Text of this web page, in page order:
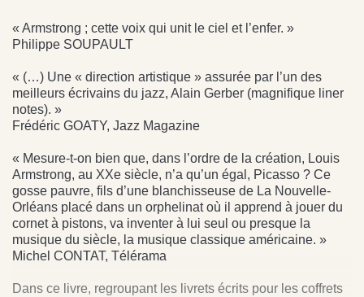
« Armstrong ; cette voix qui unit le ciel et l’enfer. »
Philippe SOUPAULT
« (…) Une « direction artistique » assurée par l’un des
meilleurs écrivains du jazz, Alain Gerber (magnifique liner
notes). »
Frédéric GOATY, Jazz Magazine
« Mesure-t-on bien que, dans l’ordre de la création, Louis
Armstrong, au XXe siècle, n’a qu’un égal, Picasso ? Ce
gosse pauvre, fils d’une blanchisseuse de La Nouvelle-
Orléans placé dans un orphelinat où il apprend à jouer du
cornet à pistons, va inventer à lui seul ou presque la
musique du siècle, la musique classique américaine. »
Michel CONTAT, Télérama
Dans ce livre, regroupant les livrets écrits pour les coffrets